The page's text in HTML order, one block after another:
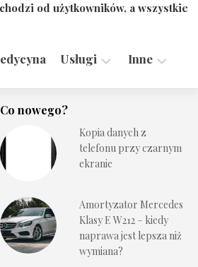
od użytkowników, a wszystkie
Usługi
Technologie
Inne
Co nowego?
Kopia danych z
telefonu przy czarnym
ekranie
Amortyzator Mercedes
Klasy E W212 – kiedy
naprawa jest lepsza niż
wymiana?